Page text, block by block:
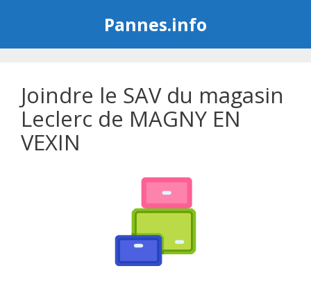
Pannes.info
Joindre le SAV du magasin
Leclerc de MAGNY EN
VEXIN